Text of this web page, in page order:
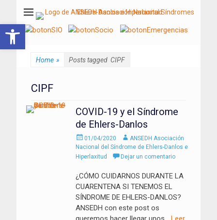
Abrir barra de herramientas
ANSEDH
Asociación Nacional del Síndrome de Ehlers-Danlos e Hiperlaxitud
Home » Posts tagged CIPF
CIPF
COVID-19 y el Síndrome
de Ehlers-Danlos
Enviado
el
01/04/2020 AutorANSEDH Asociación
Nacional del Síndrome de Ehlers-Danlos e
Hiperlaxitud
Dejar un comentario
¿CÓMO CUIDARNOS DURANTE LA
CUARENTENA SI TENEMOS EL
SÍNDROME DE EHLERS-DANLOS?
ANSEDH con este post os